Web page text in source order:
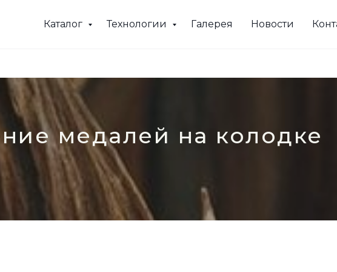
Каталог Технологии Галерея Новости
медалей на колодке